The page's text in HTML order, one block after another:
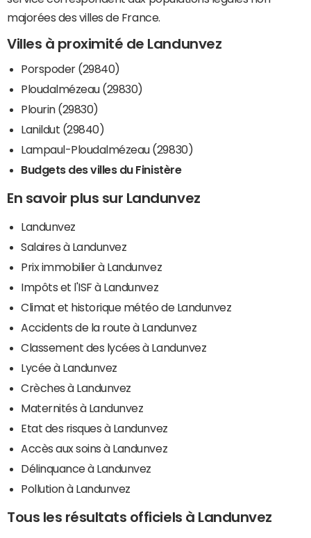
majorées des villes de France.
Villes à proximité de Landunvez
Porspoder (29840)
Ploudalmézeau (29830)
Plourin (29830)
Lanildut (29840)
Lampaul-Ploudalmézeau (29830)
Budgets des villes du Finistère
En savoir plus sur Landunvez
Landunvez
Salaires à Landunvez
Prix immobilier à Landunvez
Impôts et l'ISF à Landunvez
Climat et historique météo de Landunvez
Accidents de la route à Landunvez
Classement des lycées à Landunvez
Lycée à Landunvez
Crèches à Landunvez
Maternités à Landunvez
Etat des risques à Landunvez
Accès aux soins à Landunvez
Délinquance à Landunvez
Pollution à Landunvez
Tous les résultats officiels à Landunvez